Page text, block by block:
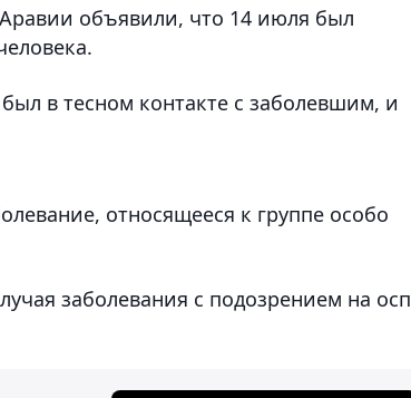
объявили, что 14 июля был
в тесном контакте с заболевшим, и
относящееся к группе особо
заболевания с подозрением на